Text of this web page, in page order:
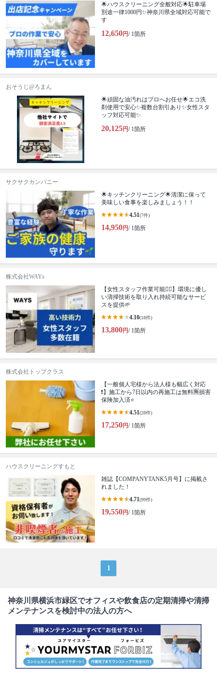
🌟ハウスクリーニング全般対応🌟駐車場
別途一律1000円✨神奈川県全域対応可能で
す
12,650円/ 1箇所
おそうじ@ろまん
🌟頑固な油汚れはプロへお任せ🌟エコ洗
剤使用で安心✨複数台割引あり✨女性スタ
ッフ対応可能✨
20,125円/ 1箇所
サクサクカンパニー
🌟キッチンクリーニング🌟清潔に保って
美味しい食事を楽しみましょう！！
4.51(7件)
14,950円/ 1箇所
株式会社WAYs
【女性スタッフ作業可能🙆‍♀️】環境に優し
い清掃技術を取り入れ持続可能なサービ
スを提供🌱
4.10(18件)
13,800円/ 1箇所
株式会社トップクラス
【一般個人宅様から法人様も幅広く対応
❗️】施工から7日以内の再施工は無料🈚️損害
保険加入済⭐️
4.51(28件)
17,250円/ 1箇所
ハウスクリーニングすもと
雑誌【COMPANYTANK5月号】に掲載さ
れました！
4.71(99件)
19,550円/ 1箇所
1
神奈川県横浜市緑区でオフィスや飲食店の定期清掃や清掃
メンテナンスを検討中の法人の方へ